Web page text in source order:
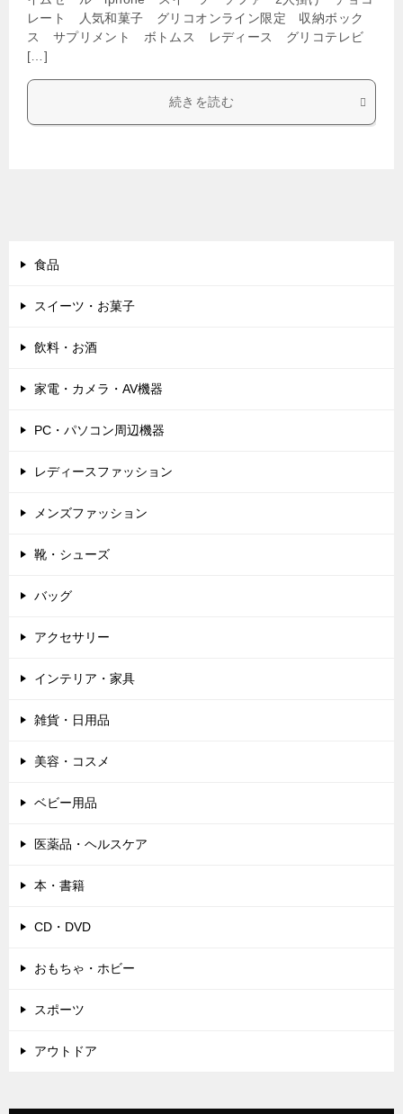
レート 人気和菓子 グリコオンライン限定 収納ボック
ス サプリメント ボトムス レディース グリコテレビ
[…]
続きを読む
食品
スイーツ・お菓子
飲料・お酒
家電・カメラ・AV機器
PC・パソコン周辺機器
レディースファッション
メンズファッション
靴・シューズ
バッグ
アクセサリー
インテリア・家具
雑貨・日用品
美容・コスメ
ベビー用品
医薬品・ヘルスケア
本・書籍
CD・DVD
おもちゃ・ホビー
スポーツ
アウトドア